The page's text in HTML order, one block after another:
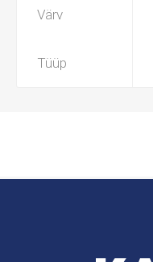
Värv
Tüüp